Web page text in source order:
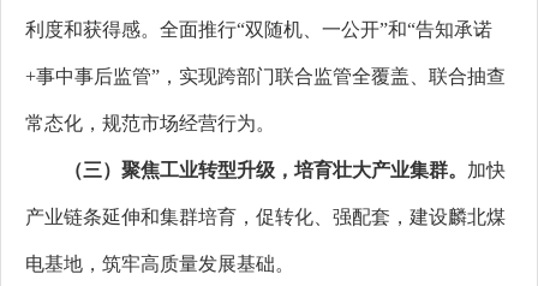
利度和获得感。全面推行“双随机、一公开”和“告知承诺
+事中事后监管”，实现跨部门联合监管全覆盖、联合抽查
常态化，规范市场经营行为。
（三）聚焦工业转型升级，培育壮大产业集群。 加快
产业链条延伸和集群培育，促转化、强配套，建设麟北煤
电基地，筑牢高质量发展基础。